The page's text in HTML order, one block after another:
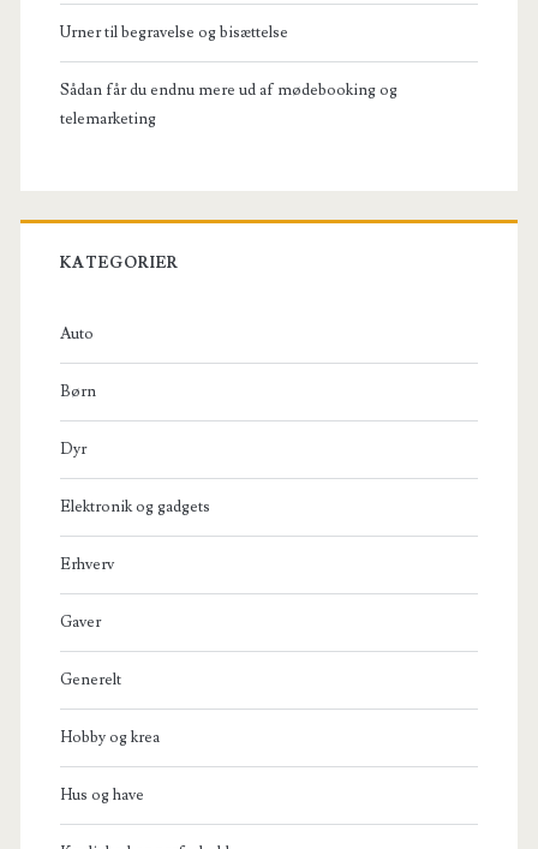
Urner til begravelse og bisættelse
Sådan får du endnu mere ud af mødebooking og
telemarketing
KATEGORIER
Auto
Børn
Dyr
Elektronik og gadgets
Erhverv
Gaver
Generelt
Hobby og krea
Hus og have